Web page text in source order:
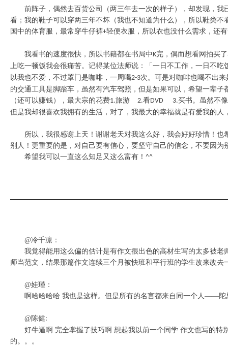
前阵子，偶然去百货公司（两三年去一次的样子），却发现，
看；我的鞋子可以穿两三年不坏（我也不知道为什么），所以鞋类
国中的体育服，最常穿牛仔裤+轻便衣服，所以衣也没什么需求，还
我看书的速度很快，所以书籍都在书局中K完，偶而想看网拍买
上吃一顿饭我会很痛苦。记得某位法师说：「一日不工作，一日不吃
以我也不爱，不过罩门是咖啡，一周喝2-3次。可是对咖啡也喝不出
的交通工具是脚踏车，虽然有汽车驾照，但是如果可以，希望一辈
（还可以赚钱），最大宗的花费1.旅游 2.看DVD 3.买书。虽然不
但是我却很喜欢我拥有的生活，对了，我最大的幸福就是有爱我的
所以，我很感谢上天！谢谢老天对我这么好，我会好好珍惜！
别人！更重要的是，对自己要有信心，要坚守自己的信念，不要因
希望我可以一直这么知足又这么富有！^^
@冷千凛：
我觉得能用这么偏的估计是有作文很出色的高材生写的太多被
师当范文，结果那篇作文连续三个月被快班和平行班的学生改来
@娃瑾：
啊哈哈哈哈 我也是这样。但是所有的名言都来自同一个人——
@陈健:
好牛逼啊 完全掌握了技巧啊 想起我以前一个同学 作文也写的
的。。。